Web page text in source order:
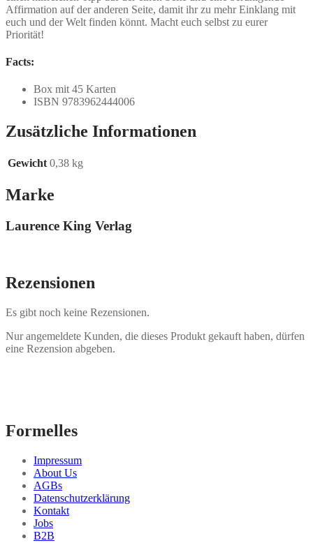
Affirmation auf der anderen Seite, damit ihr zu mehr Einklang mit
euch und der Welt finden könnt. Macht euch selbst zu eurer
Priorität!
Facts:
Box mit 45 Karten
ISBN 9783962444006
Zusätzliche Informationen
Gewicht 0,38 kg
Marke
Laurence King Verlag
Rezensionen
Es gibt noch keine Rezensionen.
Nur angemeldete Kunden, die dieses Produkt gekauft haben, dürfen
eine Rezension abgeben.
Formelles
Impressum
About Us
AGBs
Datenschutzerklärung
Kontakt
Jobs
B2B